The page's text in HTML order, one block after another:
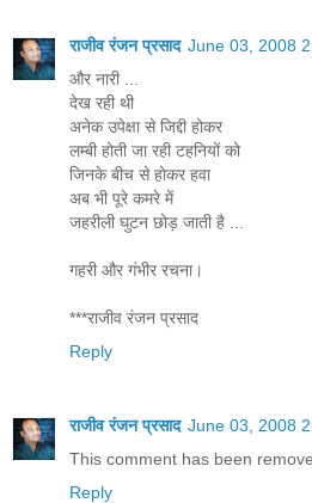
राजीव रंजन प्रसाद June 03, 2008
और नारी ...
देख रही थी
अनेक उपेक्षा से जिद्दी होकर
लम्बी होती जा रही टहनियों को
जिनके बीच से होकर हवा
अब भी पूरे कमरे में
जहरीली घुटन छोड़ जाती है ...
गहरी और गंभीर रचना।
***राजीव रंजन प्रसाद
Reply
राजीव रंजन प्रसाद June 03, 2008
This comment has been
Reply